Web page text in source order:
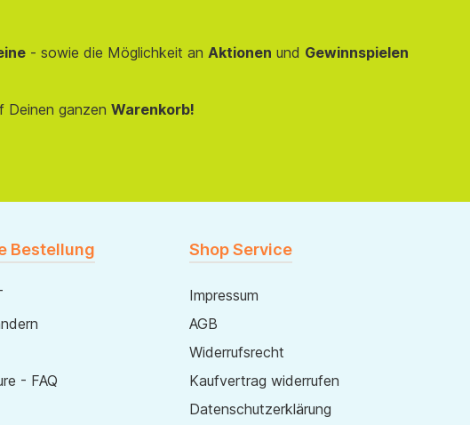
- sowie die Möglichkeit an Aktionen und Gewinnspielen
Deinen ganzen Warenkorb!
Bestellung
- FAQ
Shop Service
Impressum
AGB
Widerrufsrecht
Kaufvertrag widerrufen
Datenschutzerklärung